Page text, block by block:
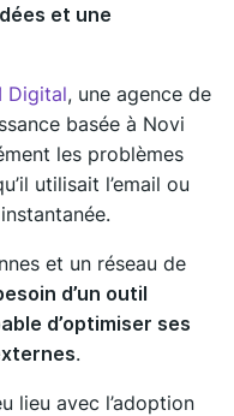
et une
Digital, une agence de
basée à Novi
les problèmes
utilisait l’email ou
et un réseau de
d’un outil
d’optimiser ses
.
lieu avec l’adoption